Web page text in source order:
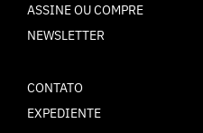
ASSINE OU COMPRE
NEWSLETTER
CONTATO
EXPEDIENTE